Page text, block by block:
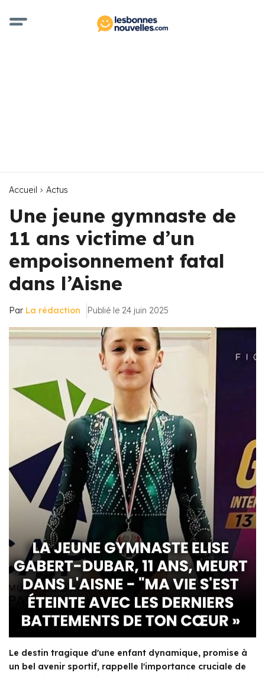
Accueil Actus
Une jeune gymnaste de
11 ans victime d’un
empoisonnement fatal
dans l’Aisne
Par La rédaction Publié le 24 juin 2025
Le destin tragique d'une enfant dynamique, promise à
un bel avenir sportif, rappelle l'importance cruciale de